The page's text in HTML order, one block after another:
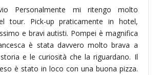
Personalmente mi ritengo molto
tour. Pick-up praticamente in hotel,
e bravi autisti. Pompei è magnifica
è stata davvero molto brava a
e le curiosità che la riguardano. Il
è stato in loco con una buona pizza.